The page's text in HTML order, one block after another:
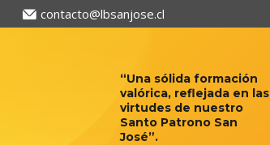
contacto@lbsanjose.cl
“Una sólida formación
valórica, reflejada en las
virtudes de nuestro
Santo Patrono San
José”.